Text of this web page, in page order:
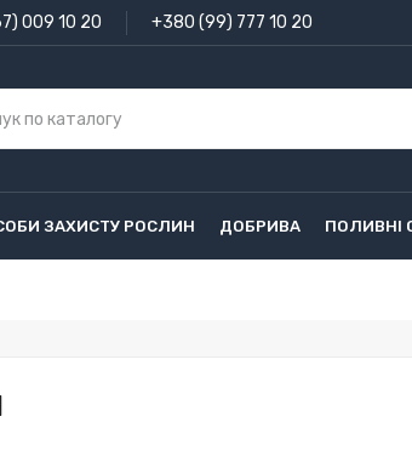
009 10 20 +380 (99) 777 10 20
ЗАХИСТУ РОСЛИН ДОБРИВА ПОЛИВНІ